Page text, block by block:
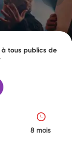
tous publics de
8 mois